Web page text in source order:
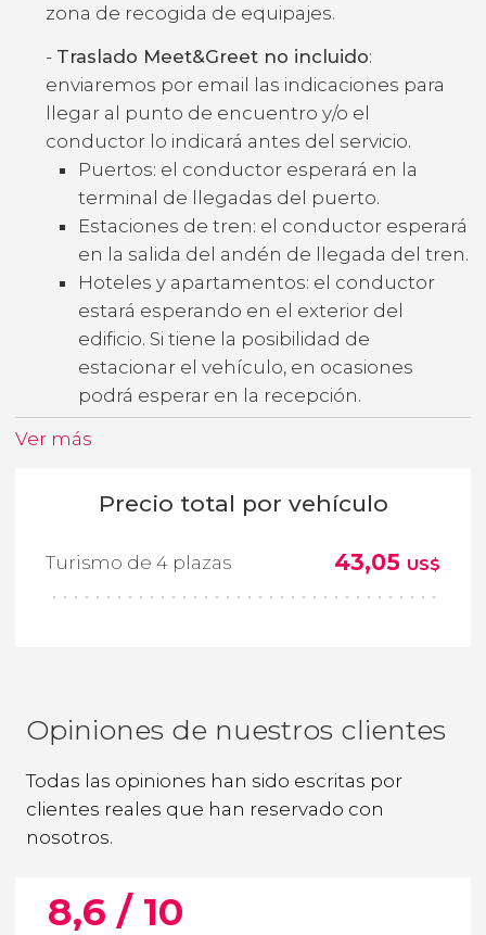
zona de recogida de equipajes.
- Traslado Meet&Greet no incluido:
enviaremos por email las indicaciones para
llegar al punto de encuentro y/o el
conductor lo indicará antes del servicio.
Puertos: el conductor esperará en la
terminal de llegadas del puerto.
Estaciones de tren: el conductor esperará
en la salida del andén de llegada del tren.
Hoteles y apartamentos: el conductor
estará esperando en el exterior del
edificio. Si tiene la posibilidad de
estacionar el vehículo, en ocasiones
podrá esperar en la recepción.
Ver más
Precio total por vehículo
Turismo de 4 plazas 43,05 US$
Opiniones de nuestros clientes
Todas las opiniones han sido escritas por
clientes reales que han reservado con
nosotros.
8,6 / 10